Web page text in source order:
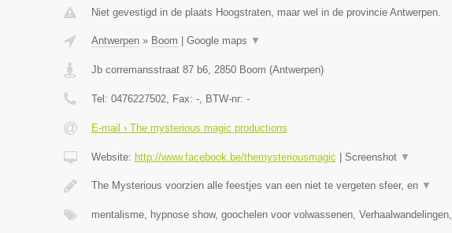
Niet gevestigd in de plaats Hoogstraten, maar wel in de provincie Antwerpen.
Antwerpen» Boom Google maps ▼
Jb corremansstraat 87 b6, 2850 Boom (Antwerpen)
Tel: 0476227502, Fax: -, BTW-nr: -
E-mail › The mysterious magic productions
Website: http://www.facebook.be/themysteriousmagic Screenshot ▼
The Mysterious voorzien alle feestjes van een niet te vergeten sfeer, en ▼
mentalisme, hypnose show, goochelen voor volwassenen, Verhaalwandelingen,